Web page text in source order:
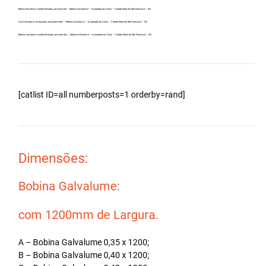
Bobina Zincalume carreta fechada, por exemplo – Bobina Galvalume – Importada da China – Cidade Barra de São Francisco – ES.
Aço Galvalume no atacado, principalmente – Bobina Galvalume – Importada da China – Cidade Barra de São Francisco – ES.
Bobina Galvalume carreta fechada, por exemplo – Bobina Galvalume – Importada da China – Cidade Barra de São Francisco – ES.
[catlist ID=all numberposts=1 orderby=rand]
Dimensões:
Bobina Galvalume:
com 1200mm de Largura.
A – Bobina Galvalume 0,35 x 1200;
B – Bobina Galvalume 0,40 x 1200;